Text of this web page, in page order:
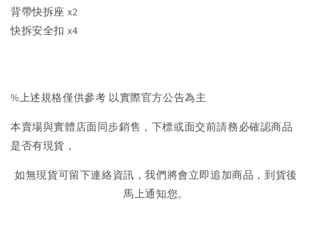
背帶快拆座 x2
快拆安全扣 x4
%上述規格僅供參考 以實際官方公告為主
本賣場與實體店面同步銷售，下標或面交前請務必確認商品
是否有現貨，
如無現貨可留下連絡資訊，我們將會立即追加商品，到貨後
馬上通知您。